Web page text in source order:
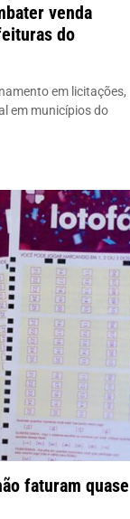
venda
do
em licitações,
em municípios do
faturam quase